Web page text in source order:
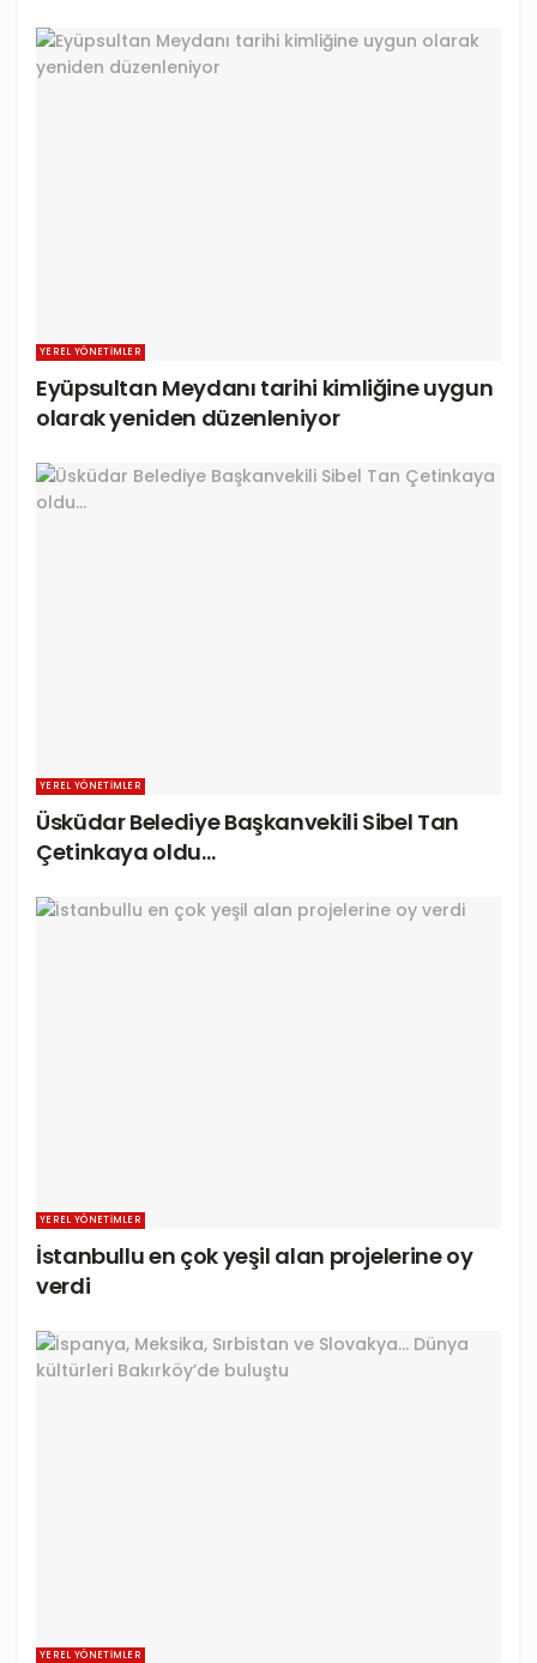
YEREL YÖNETIMLER
Eyüpsultan Meydanı tarihi kimliğine uygun
olarak yeniden düzenleniyor
YEREL YÖNETIMLER
Üsküdar Belediye Başkanvekili Sibel Tan
Çetinkaya oldu…
YEREL YÖNETIMLER
İstanbullu en çok yeşil alan projelerine oy
verdi
YEREL YÖNETIMLER